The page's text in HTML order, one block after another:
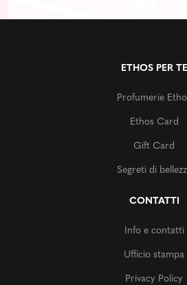
ETHOS PER TE
Profumerie
Ethos Card
Gift Card
Segreti di
CONTATTI
Info e contatti
Ufficio stampa
Privacy Policy